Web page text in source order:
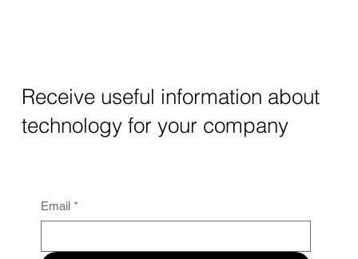
Receive useful information about
technology for your company
Email *